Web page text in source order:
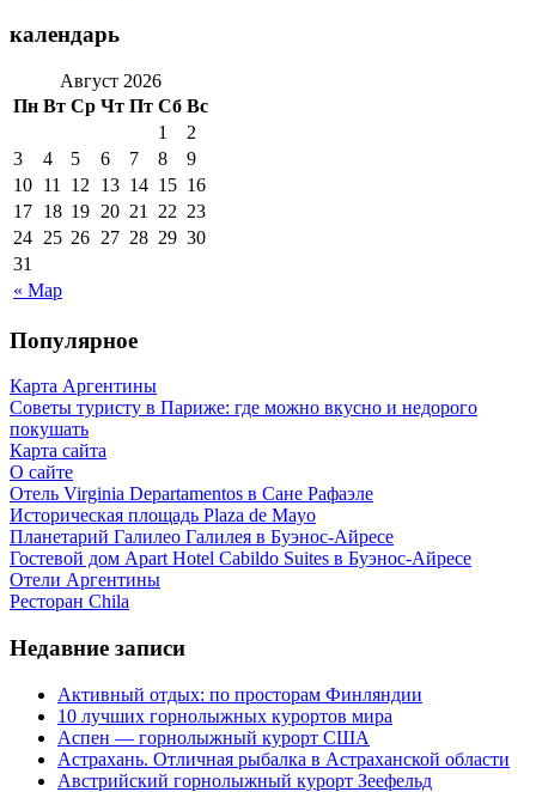
календарь
Август 2026
Пн Вт Ср Чт Пт Сб Вс
« Мар
1
2
3
4 5 6 7 8
9
10 11 12 13 14 15 16
17 18 19 20 21 22 23
24 25 26 27 28 29 30
31
Популярное
Карта Аргентины
Советы туристу в Париже: где можно вкусно и недорого
покушать
Карта сайта
О сайте
Отель Virginia Departamentos в Сане Рафаэле
Историческая площадь Plaza de Mayo
Планетарий Галилео Галилея в Буэнос-Айресе
Гостевой дом Apart Hotel Cabildo Suites в Буэнос-Айресе
Отели Аргентины
Ресторан Chila
Недавние записи
Активный отдых: по просторам Финляндии
10 лучших горнолыжных курортов мира
Аспен — горнолыжный курорт США
Астрахань. Отличная рыбалка в Астраханской области
Австрийский горнолыжный курорт Зеефельд